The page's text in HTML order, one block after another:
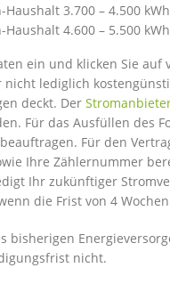
Haushalt 3.700 – 4.500 kWh
Haushalt 4.600 – 5.500 kWh
ein und klicken Sie
nicht lediglich
deckt. Der
Für das Ausfüllen des
Für den
Ihre Zählernummer
Ihr zukünftiger
die Frist von 4
bisherigen
nicht.